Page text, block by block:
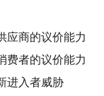
应商的议价能力
费者的议价能力
进入者威胁